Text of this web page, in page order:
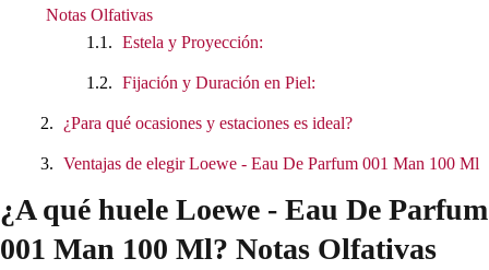
Notas Olfativas
Estela y Proyección:
Fijación y Duración en Piel:
¿Para qué ocasiones y estaciones es ideal?
Ventajas de elegir Loewe - Eau De Parfum 001 Man 100 Ml
¿A qué huele Loewe - Eau De Parfum
001 Man 100 Ml? Notas Olfativas